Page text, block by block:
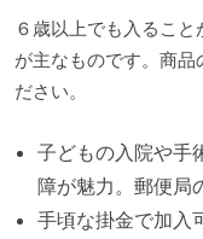
６歳以上でも入るこ
が主なものです。商品
ださい。
子どもの入院や手
障が魅力。郵便局
手頃な掛金で加入